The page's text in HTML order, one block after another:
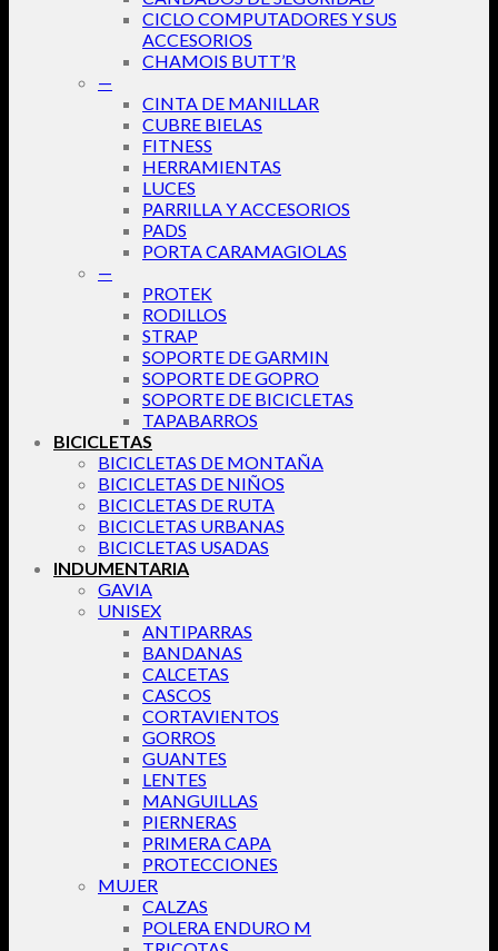
CICLO COMPUTADORES Y SUS
ACCESORIOS
CHAMOIS BUTT’R
—
CINTA DE MANILLAR
CUBRE BIELAS
FITNESS
HERRAMIENTAS
LUCES
PARRILLA Y ACCESORIOS
PADS
PORTA CARAMAGIOLAS
—
PROTEK
RODILLOS
STRAP
SOPORTE DE GARMIN
SOPORTE DE GOPRO
SOPORTE DE BICICLETAS
TAPABARROS
BICICLETAS
BICICLETAS DE MONTAÑA
BICICLETAS DE NIÑOS
BICICLETAS DE RUTA
BICICLETAS URBANAS
BICICLETAS USADAS
INDUMENTARIA
GAVIA
UNISEX
ANTIPARRAS
BANDANAS
CALCETAS
CASCOS
CORTAVIENTOS
GORROS
GUANTES
LENTES
MANGUILLAS
PIERNERAS
PRIMERA CAPA
PROTECCIONES
MUJER
CALZAS
POLERA ENDURO M